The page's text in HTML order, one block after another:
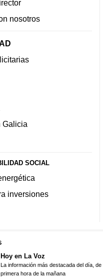
nosotros
Galicia
SOCIAL
inversiones
Hoy en La Voz
La información más destacada del día,
primera hora de la mañana